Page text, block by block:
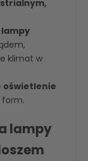
klimat w
oświetlenie
form.
lampy